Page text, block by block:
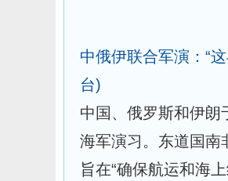
中俄伊联合军演：“
台)
中国、俄罗斯和伊朗
海军演习。东道国南
旨在“确保航运和海